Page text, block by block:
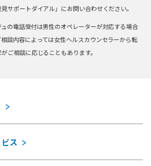
サポートダイアル」にお問い合わせください。
の電話受付は男性のオペレーターが対応する場合
談内容によっては女性ヘルスカウンセラーから転
ご相談に応じることもあります。
ス